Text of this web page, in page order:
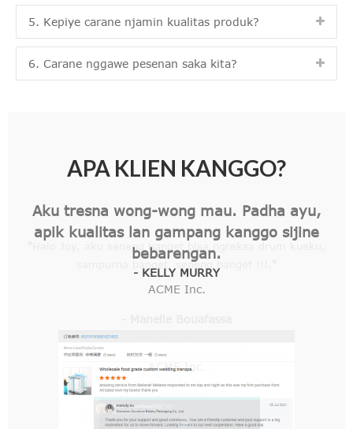
5. Kepiye carane njamin kualitas produk?
6. Carane nggawe pesenan saka kita?
APA KLIEN KANGGO?
Halo Joy, aku seneng banget bisa ngreksa drum kueku,
sampurna banget, seneng banget !!!.
ACME Inc.